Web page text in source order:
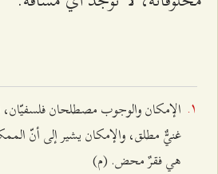
الإمكان والوجوب مصطلحان فلسفيّان،
غنيٌّ مطلق، والإمكان يشير إلى أنّ
هي فقرٌ محض. (م)